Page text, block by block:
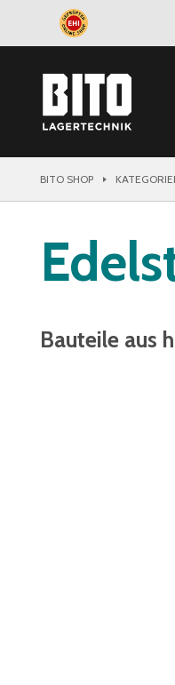
BITO SHOP
Bauteile aus